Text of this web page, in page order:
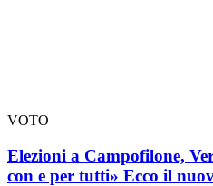
VOTO
Elezioni a Campofilone,
con e per tutti» Ecco il